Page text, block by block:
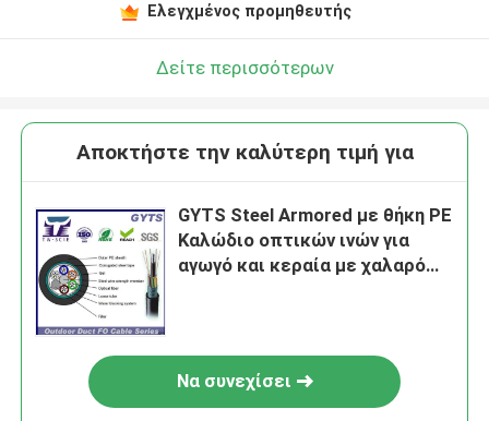
Ελεγχμένος προμηθευτής
Δείτε περισσότερων
Αποκτήστε την καλύτερη τιμή για
GYTS Steel Armored με θήκη PE
Καλώδιο οπτικών ινών για
αγωγό και κεραία με χαλαρό
Να συνεχίσει